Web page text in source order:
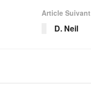
Article Suivant
D. Neil